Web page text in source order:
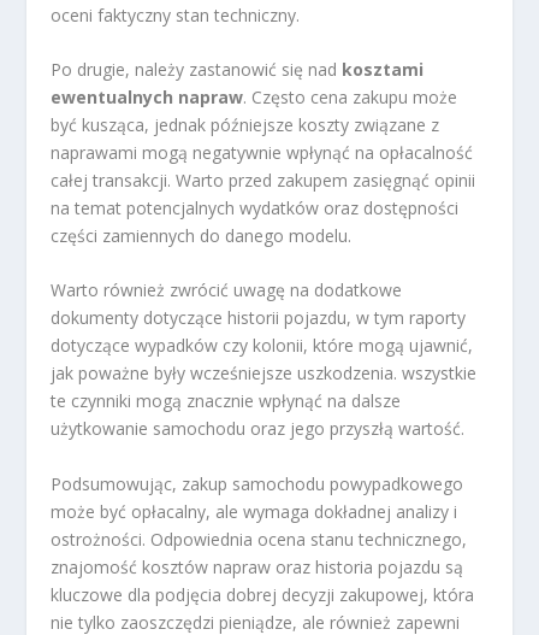
oceni faktyczny stan techniczny.
Po drugie, należy zastanowić się nad kosztami
ewentualnych napraw. Często cena zakupu może
być kusząca, jednak późniejsze koszty związane z
naprawami mogą negatywnie wpłynąć na opłacalność
całej transakcji. Warto przed zakupem zasięgnąć opinii
na temat potencjalnych wydatków oraz dostępności
części zamiennych do danego modelu.
Warto również zwrócić uwagę na dodatkowe
dokumenty dotyczące historii pojazdu, w tym raporty
dotyczące wypadków czy kolonii, które mogą ujawnić,
jak poważne były wcześniejsze uszkodzenia. wszystkie
te czynniki mogą znacznie wpłynąć na dalsze
użytkowanie samochodu oraz jego przyszłą wartość.
Podsumowując, zakup samochodu powypadkowego
może być opłacalny, ale wymaga dokładnej analizy i
ostrożności. Odpowiednia ocena stanu technicznego,
znajomość kosztów napraw oraz historia pojazdu są
kluczowe dla podjęcia dobrej decyzji zakupowej, która
nie tylko zaoszczędzi pieniądze, ale również zapewni